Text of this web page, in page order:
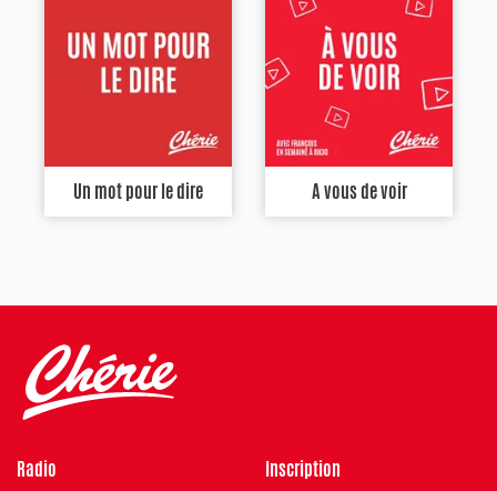
Un mot pour le dire A vous de voir
Radio Inscription